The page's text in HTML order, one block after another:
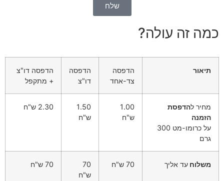
שלח
כמה זה עולה?
תיאור
הדפסה
צד-אחד
הדפסה
דו"צ
הדפסה דו"צ
+ מתקפל
מחיר להדפסת
הזמנה
על כרומו-מט 300
גרם
1.00
ש"ח
1.50
ש"ח
2.30 ש"ח
משלוח עד אליך 70 ש"ח
70
ש"ח
70 ש"ח